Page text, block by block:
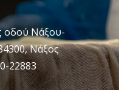
οδού Νάξου-
Νάξος
22883